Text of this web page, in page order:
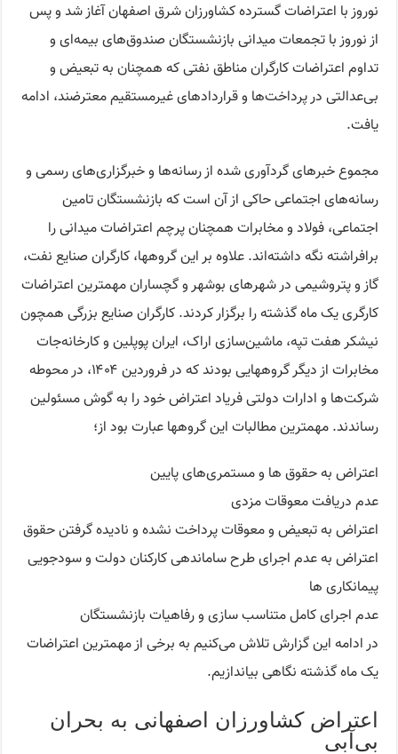
نوروز با اعتراضات گسترده کشاورزان شرق اصفهان آغاز شد و پس
از نوروز با تجمعات میدانی بازنشستگان صندوق‌های بیمه‌ای و
تداوم اعتراضات کارگران مناطق نفتی که همچنان به تبعیض و
بی‌عدالتی در پرداخت‌ها و قراردادهای غیرمستقیم معترضند، ادامه
یافت.
مجموع خبرهای گردآوری شده از رسانه‌ها و خبرگزاری‌های رسمی و
رسانه‌های اجتماعی حاکی از آن است که بازنشستگان تامین
اجتماعی، فولاد و مخابرات همچنان پرچم اعتراضات میدانی را
برافراشته نگه داشته‌اند. علاوه بر این گروهها، کارگران صنایع نفت،
گاز و پتروشیمی در شهرهای بوشهر و گچساران مهمترین اعتراضات
کارگری یک ماه گذشته را برگزار کردند. کارگران صنایع بزرگی همچون
نیشکر هفت تپه، ماشین‌سازی اراک، ایران پوپلین و کارخانه‌جات
مخابرات از دیگر گروههایی بودند که در فروردین ۱۴۰۴، در محوطه
شرکت‌ها و ادارات دولتی فریاد اعتراض خود را به گوش مسئولین
رساندند. مهمترین مطالبات این گروهها عبارت بود از؛
اعتراض به حقوق ها و مستمری‌های پایین
عدم دریافت معوقات مزدی
اعتراض به تبعیض و معوقات پرداخت نشده و نادیده گرفتن حقوق
اعتراض به عدم اجرای طرح ساماندهی کارکنان دولت و سودجویی
پیمانکاری ها
عدم اجرای کامل متناسب سازی و رفاهیات بازنشستگان
در ادامه این گزارش تلاش می‌کنیم به برخی از مهمترین اعتراضات
یک ماه گذشته نگاهی بیاندازیم.
اعتراض کشاورزان اصفهانی به بحران
بی‌آبی